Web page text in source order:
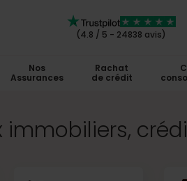
(4.8 / 5 - 24838 avis)
Nos
Assurances
Rachat
de crédit